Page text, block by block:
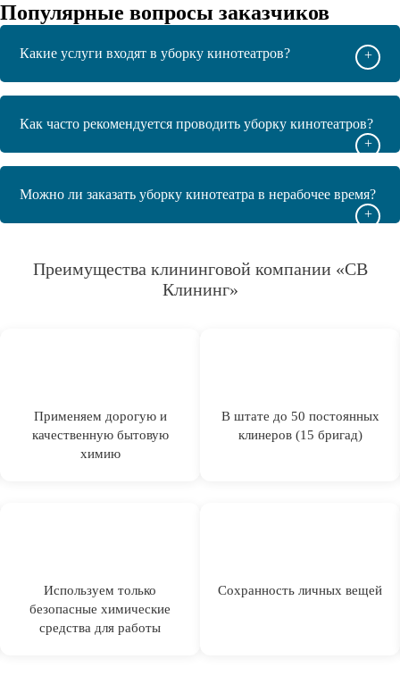
Популярные вопросы заказчиков
Какие услуги входят в уборку кинотеатров? +
Как часто рекомендуется проводить уборку кинотеатров?
+
Можно ли заказать уборку кинотеатра в нерабочее время?
+
Преимущества клининговой компании «СВ
Клининг»
Применяем дорогую и
качественную бытовую
химию
В штате до 50 постоянных
клинеров (15 бригад)
Используем только
безопасные химические
средства для работы
Сохранность личных вещей